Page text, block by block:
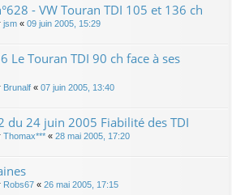
- VW Touran TDI 105 et 136 ch
jsm « 09 juin 2005, 15:29
Le Touran TDI 90 ch face à ses
Brunalf « 07 juin 2005, 13:40
du 24 juin 2005 Fiabilité des TDI
Thomax*** « 28 mai 2005, 17:20
Robs67 « 26 mai 2005, 17:15